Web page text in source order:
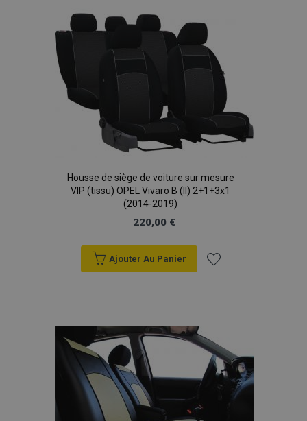
liste
d'achats
Housse de siège de voiture sur mesure
VIP (tissu) OPEL Vivaro B (II) 2+1+3x1
(2014-2019)
220,00 €
Ajouter Au Panier
liste
d'achats